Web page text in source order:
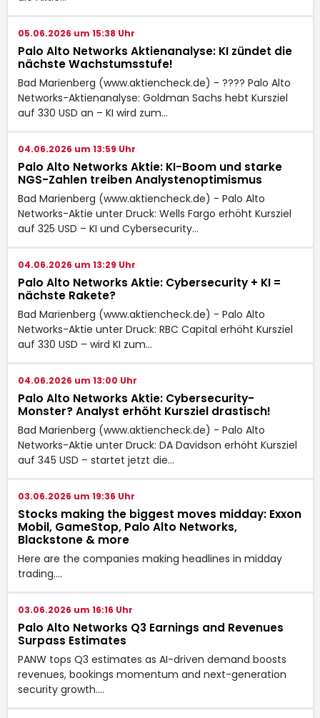
05.06.2026 um 15:38 Uhr
Palo Alto Networks Aktienanalyse: KI zündet die
nächste Wachstumsstufe!
Bad Marienberg (www.aktiencheck.de) - ???? Palo Alto
Networks-Aktienanalyse: Goldman Sachs hebt Kursziel
auf 330 USD an – KI wird zum…
04.06.2026 um 13:59 Uhr
Palo Alto Networks Aktie: KI-Boom und starke
NGS-Zahlen treiben Analystenoptimismus
Bad Marienberg (www.aktiencheck.de) - Palo Alto
Networks-Aktie unter Druck: Wells Fargo erhöht Kursziel
auf 325 USD – KI und Cybersecurity…
04.06.2026 um 13:29 Uhr
Palo Alto Networks Aktie: Cybersecurity + KI =
nächste Rakete?
Bad Marienberg (www.aktiencheck.de) - Palo Alto
Networks-Aktie unter Druck: RBC Capital erhöht Kursziel
auf 330 USD – wird KI zum…
04.06.2026 um 13:00 Uhr
Palo Alto Networks Aktie: Cybersecurity-
Monster? Analyst erhöht Kursziel drastisch!
Bad Marienberg (www.aktiencheck.de) - Palo Alto
Networks-Aktie unter Druck: DA Davidson erhöht Kursziel
auf 345 USD – startet jetzt die…
03.06.2026 um 19:36 Uhr
Stocks making the biggest moves midday: Exxon
Mobil, GameStop, Palo Alto Networks,
Blackstone & more
Here are the companies making headlines in midday
trading.…
03.06.2026 um 16:16 Uhr
Palo Alto Networks Q3 Earnings and Revenues
Surpass Estimates
PANW tops Q3 estimates as AI-driven demand boosts
revenues, bookings momentum and next-generation
security growth.…